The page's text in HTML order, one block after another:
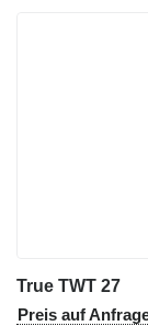
True TWT 27
Preis auf